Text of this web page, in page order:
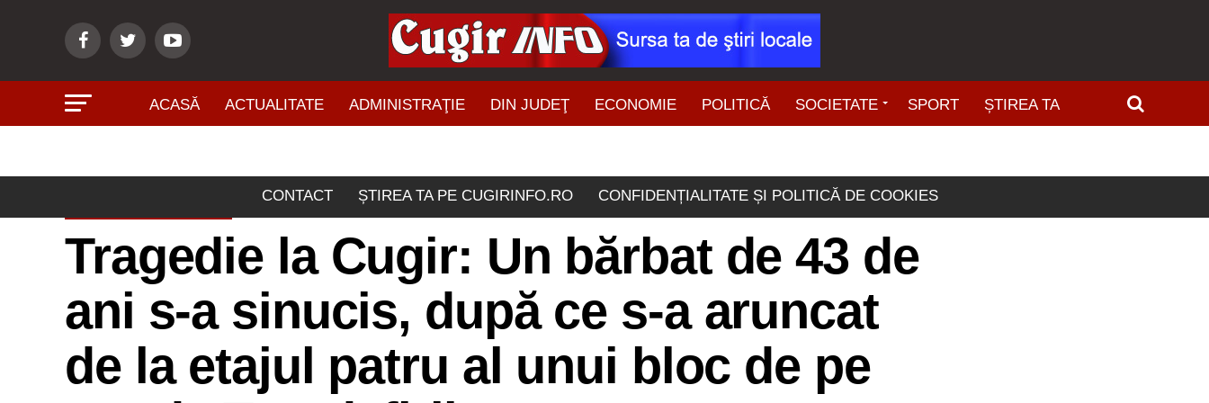
ACASĂ ACTUALITATE ADMINISTRAŢIE DIN JUDEŢ ECONOMIE POLITICĂ SOCIETATE SPORT ȘTIREA TA
CONTACT ȘTIREA TA PE CUGIRINFO.RO CONFIDENȚIALITATE ȘI POLITICĂ DE COOKIES
Tragedie la Cugir: Un bărbat de 43 de
ani s-a sinucis, după ce s-a aruncat
de la etajul patru al unui bloc de pe